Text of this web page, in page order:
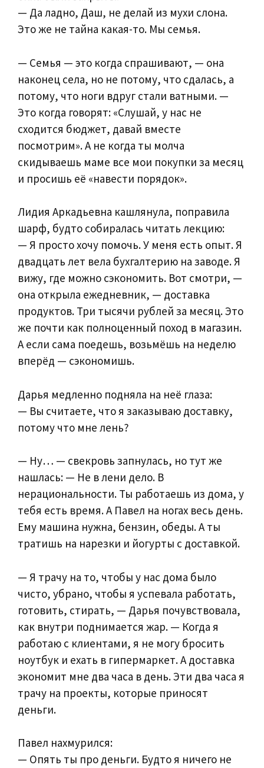
— Да ладно, Даш, не делай из мухи слона.
Это же не тайна какая-то. Мы семья.
— Семья — это когда спрашивают, — она
наконец села, но не потому, что сдалась, а
потому, что ноги вдруг стали ватными. —
Это когда говорят: «Слушай, у нас не
сходится бюджет, давай вместе
посмотрим». А не когда ты молча
скидываешь маме все мои покупки за месяц
и просишь её «навести порядок».
Лидия Аркадьевна кашлянула, поправила
шарф, будто собиралась читать лекцию:
— Я просто хочу помочь. У меня есть опыт. Я
двадцать лет вела бухгалтерию на заводе. Я
вижу, где можно сэкономить. Вот смотри, —
она открыла ежедневник, — доставка
продуктов. Три тысячи рублей за месяц. Это
же почти как полноценный поход в магазин.
А если сама поедешь, возьмёшь на неделю
вперёд — сэкономишь.
Дарья медленно подняла на неё глаза:
— Вы считаете, что я заказываю доставку,
потому что мне лень?
— Ну… — свекровь запнулась, но тут же
нашлась: — Не в лени дело. В
нерациональности. Ты работаешь из дома, у
тебя есть время. А Павел на ногах весь день.
Ему машина нужна, бензин, обеды. А ты
тратишь на нарезки и йогурты с доставкой.
— Я трачу на то, чтобы у нас дома было
чисто, убрано, чтобы я успевала работать,
готовить, стирать, — Дарья почувствовала,
как внутри поднимается жар. — Когда я
работаю с клиентами, я не могу бросить
ноутбук и ехать в гипермаркет. А доставка
экономит мне два часа в день. Эти два часа я
трачу на проекты, которые приносят
деньги.
Павел нахмурился:
— Опять ты про деньги. Будто я ничего не